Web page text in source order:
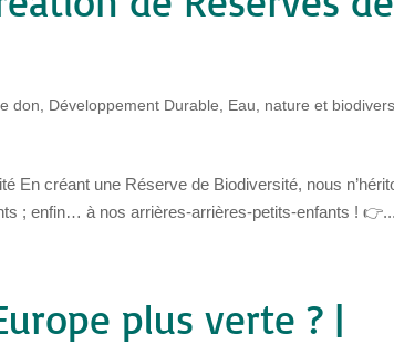
don Développement Durable
Eau, nature et
En créant une Réserve de Biodiversité, nous
; enfin… à nos arrières-arrières-petits-enfants !
plus verte ? |